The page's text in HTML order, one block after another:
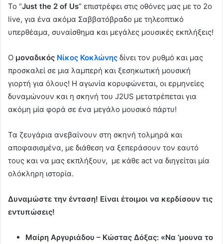
Το “Just the 2 of Us” επιστρέφει στις οθόνες μας με το 2ο
live, για ένα ακόμα Σαββατόβραδο με τηλεοπτικό
υπερθέαμα, συναίσθημα και μεγάλες μουσικές εκπλήξεις!
Ο μοναδικός Νίκος Κοκλώνης δίνει τον ρυθμό και μας
προσκαλεί σε μια λαμπερή και ξεσηκωτική μουσική
γιορτή για όλους! Η αγωνία κορυφώνεται, οι ερμηνείες
δυναμώνουν και η σκηνή του J2US μετατρέπεται για
ακόμη μία φορά σε ένα μεγάλο μουσικό πάρτυ!
Τα ζευγάρια ανεβαίνουν στη σκηνή τολμηρά και
αποφασισμένα, με διάθεση να ξεπεράσουν τον εαυτό
τους και να μας εκπλήξουν, με κάθε act να διηγείται μία
ολόκληρη ιστορία.
Δυναμώστε την ένταση! Είναι έτοιμοι να κερδίσουν τις
εντυπώσεις!
Μαίρη Αργυριάδου – Κώστας Δόξας: «Να ‘μουνα το